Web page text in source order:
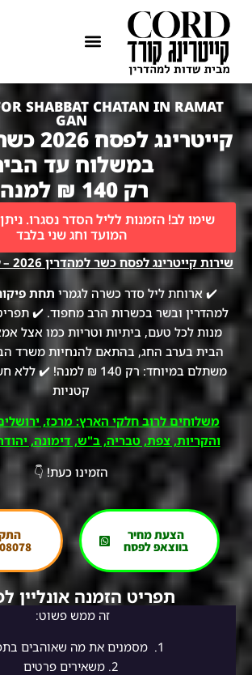
SHABBAT CHATAN IN RAMAT
GAN
קייטרינג לפסח 2026 כשר למהדרין
במשלוח עד
רק 140 ₪ למנה!
שימו לב! הזמנות לליל הסדר נסגרו.
המועד וחג שני בלבד
שירות קייטרינג לפסח כשר למהדרין 2026 –
✔️ ארוחת ליל סדר כשרה לגמרי תחת
למהדרין ובשר בכשרות הרב מחפוד. ✔️
מנות לכל טעם, ביתיות וטריות כמו אצל
הבית בערב החג, בהתאם להנחיות משרד
משתלם במיוחד: רק 140 ₪
קטניות
משלוחים לרוב חלקי הארץ: מרכז,
והקריות, צפת, טבריה, ב"ש, דימונה,
הזמינו כעת! 👇
הצעת מחיר
בווצאפ לפסח
תפריט הזמנה אונליין
זה ממש פשוט:
1.
מסמנים את מה שאוהבים
2. משאירים פרטים